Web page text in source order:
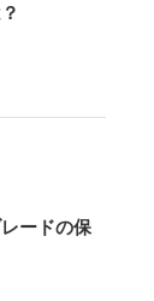
ードの保